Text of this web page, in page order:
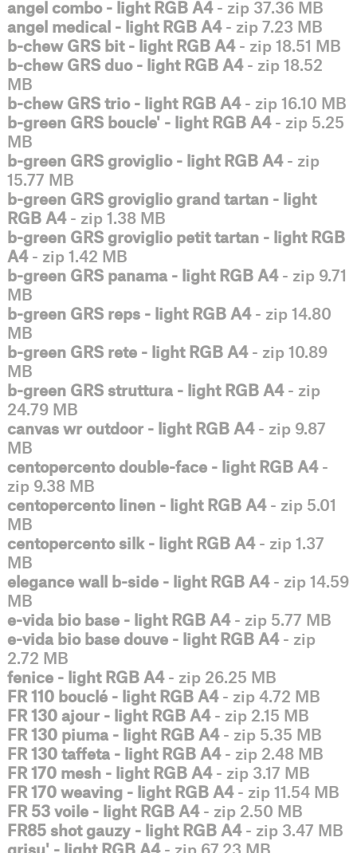
angel combo - light RGB A4- zip 37.36 MB
angel medical - light RGB A4- zip 7.23 MB
b-chew GRS bit - light RGB A4- zip 18.51 MB
b-chew GRS duo - light RGB A4- zip 18.52
MB
b-chew GRS trio - light RGB A4- zip 16.10 MB
b-green GRS boucle' - light RGB A4- zip 5.25
MB
b-green GRS groviglio - light RGB A4- zip
15.77 MB
b-green GRS groviglio grand tartan - light
RGB A4- zip 1.38 MB
b-green GRS groviglio petit tartan - light RGB
A4- zip 1.42 MB
b-green GRS panama - light RGB A4- zip 9.71
MB
b-green GRS reps - light RGB A4- zip 14.80
MB
b-green GRS rete - light RGB A4- zip 10.89
MB
b-green GRS struttura - light RGB A4- zip
24.79 MB
canvas wr outdoor - light RGB A4- zip 9.87
MB
centopercento double-face - light RGB A4-
zip 9.38 MB
centopercento linen - light RGB A4- zip 5.01
MB
centopercento silk - light RGB A4- zip 1.37
MB
elegance wall b-side - light RGB A4- zip 14.59
MB
e-vida bio base - light RGB A4- zip 5.77 MB
e-vida bio base douve - light RGB A4- zip
2.72 MB
fenice - light RGB A4- zip 26.25 MB
FR 110 bouclé - light RGB A4- zip 4.72 MB
FR 130 ajour - light RGB A4- zip 2.15 MB
FR 130 piuma - light RGB A4- zip 5.35 MB
FR 130 taffeta - light RGB A4- zip 2.48 MB
FR 170 mesh - light RGB A4- zip 3.17 MB
FR 170 weaving - light RGB A4- zip 11.54 MB
FR 53 voile - light RGB A4- zip 2.50 MB
FR85 shot gauzy - light RGB A4- zip 3.47 MB
grisu' - light RGB A4- zip 67.23 MB